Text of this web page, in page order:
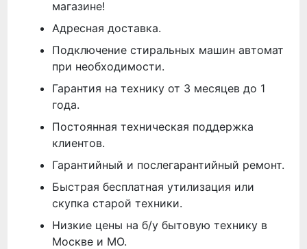
магазине!
Адресная доставка.
Подключение стиральных машин автомат
при необходимости.
Гарантия на технику от 3 месяцев до 1
года.
Постоянная техническая поддержка
клиентов.
Гарантийный и послегарантийный ремонт.
Быстрая бесплатная утилизация или
скупка старой техники.
Низкие цены на б/у бытовую технику в
Москве и МО.